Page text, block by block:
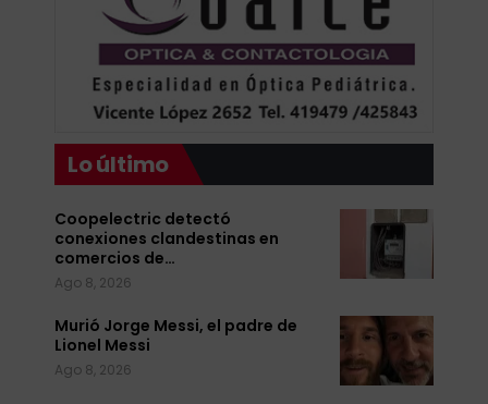
Lo último
Coopelectric detectó
conexiones clandestinas en
comercios de…
Ago 8, 2026
Murió Jorge Messi, el padre de
Lionel Messi
Ago 8, 2026